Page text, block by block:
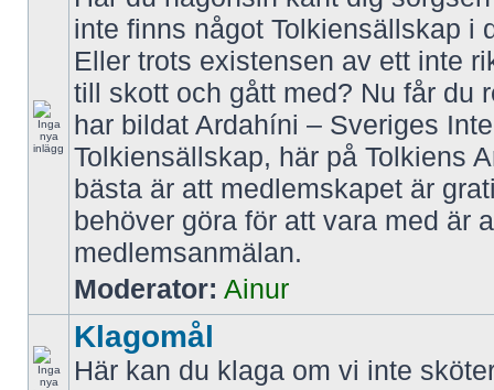
inte finns något Tolkiensällskap i
Eller trots existensen av ett inte
till skott och gått med? Nu får du
har bildat Ardahíni – Sveriges
Tolkiensällskap, här på Tolkiens
bästa är att medlemskapet är
behöver göra för att vara med är
medlemsanmälan.
Moderator: Ainur
Klagomål
Här kan du klaga om vi inte